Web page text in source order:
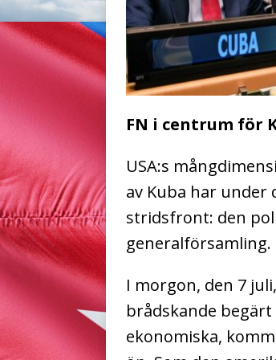
FN i centrum för
USA:s
av Kuba har under
stridsfront: den
generalförsamling.
I morgon, den 7
brådskande
ekonomiska,